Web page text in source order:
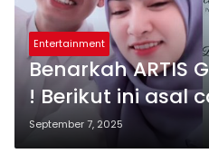
Entertainment
Benarkah ARTIS
! Berikut ini asal
dan intip
September 7, 2025